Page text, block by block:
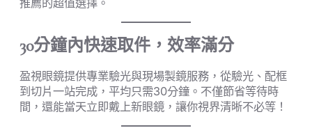
推薦的超值選擇。
30分鐘內快速取件，效率滿分
盈視眼鏡提供專業驗光與現場製鏡服務，從驗光、配框
到切片一站完成，平均只需30分鐘。不僅節省等待時
間，還能當天立即戴上新眼鏡，讓你視界清晰不必等！